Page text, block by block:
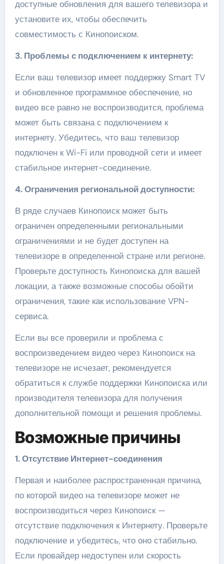
доступные обновления для вашего телевизора и
установите их, чтобы обеспечить
совместимость с Кинопоиском.
3. Проблемы с подключением к интернету:
Если ваш телевизор имеет поддержку Smart TV
и обновленное программное обеспечение, но
видео все равно не воспроизводится, проблема
может быть связана с подключением к
интернету. Убедитесь, что ваш телевизор
подключен к Wi-Fi или проводной сети и имеет
стабильное интернет-соединение.
4. Ограничения региональной доступности:
В ряде случаев Кинопоиск может быть
ограничен определенными региональными
ограничениями и не будет доступен на
телевизоре в определенной стране или регионе.
Проверьте доступность Кинопоиска для вашей
локации, а также возможные способы обойти
ограничения, такие как использование VPN-
сервиса.
Если вы все проверили и проблема с
воспроизведением видео через Кинопоиск на
телевизоре не исчезает, рекомендуется
обратиться к службе поддержки Кинопоиска или
производителя телевизора для получения
дополнительной помощи и решения проблемы.
Возможные причины
1. Отсутствие Интернет-соединения
Первая и наиболее распространенная причина,
по которой видео на телевизоре может не
воспроизводиться через Кинопоиск —
отсутствие подключения к Интернету. Проверьте
подключение и убедитесь, что оно стабильно.
Если провайдер недоступен или скорость